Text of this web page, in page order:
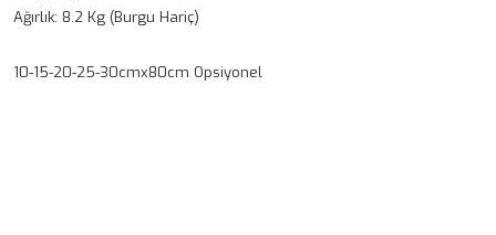
Ağırlık: 8.2 Kg (Burgu Hariç)
10-15-20-25-30cmx80cm Opsiyonel